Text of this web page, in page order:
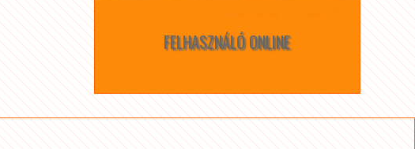
FELHASZNÁLÓ ONLINE